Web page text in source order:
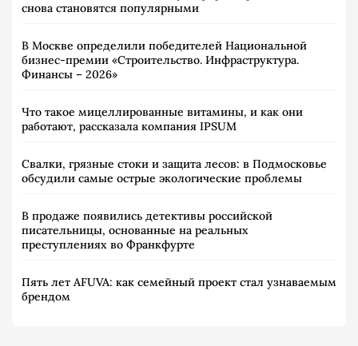
снова становятся популярными
В Москве определили победителей Национальной
бизнес-премии «Строительство. Инфраструктура.
Финансы – 2026»
Что такое мицеллированные витамины, и как они
работают, рассказала компания IPSUM
Свалки, грязные стоки и защита лесов: в Подмосковье
обсудили самые острые экологические проблемы
В продаже появились детективы российской
писательницы, основанные на реальных
преступлениях во Франкфурте
Пять лет AFUVA: как семейный проект стал узнаваемым
брендом